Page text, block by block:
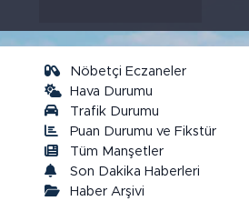
Nöbetçi Eczaneler
Hava Durumu
Trafik Durumu
Puan Durumu ve Fikstür
Tüm Manşetler
Son Dakika Haberleri
Haber Arşivi